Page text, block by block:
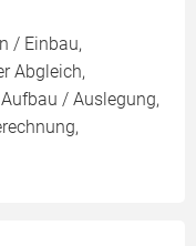
/ Einbau,
Abgleich,
/ Auslegung,